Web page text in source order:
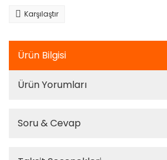
Karşılaştır
Ürün Bilgisi
Ürün Yorumları
Soru & Cevap